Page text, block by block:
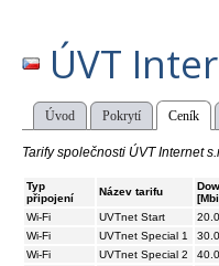
ÚVT
Úvod Pokrytí Ceník
Tarify společnosti ÚVT Internet
Typ
připojení
Název tarifu
Wi-Fi
UVTnet Start 20.0
Wi-Fi
UVTnet Special 1 30.0
Wi-Fi
UVTnet Special 2 40.0